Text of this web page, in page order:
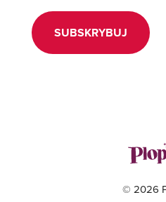
SUBSKRYBUJ
© 2026